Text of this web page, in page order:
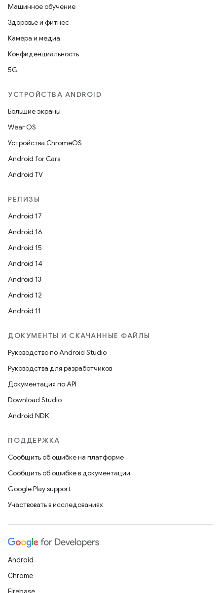
Машинное обучение
Здоровье и фитнес
Камера и медиа
Конфиденциальность
5G
УСТРОЙСТВА ANDROID
Большие экраны
Wear OS
Устройства ChromeOS
Android for Cars
Android TV
РЕЛИЗЫ
Android 17
Android 16
Android 15
Android 14
Android 13
Android 12
Android 11
ДОКУМЕНТЫ И СКАЧАННЫЕ ФАЙЛЫ
Руководство по Android Studio
Руководства для разработчиков
Документация по API
Download Studio
Android NDK
ПОДДЕРЖКА
Сообщить об ошибке на платформе
Сообщить об ошибке в документации
Google Play support
Участвовать в исследованиях
Android
Chrome